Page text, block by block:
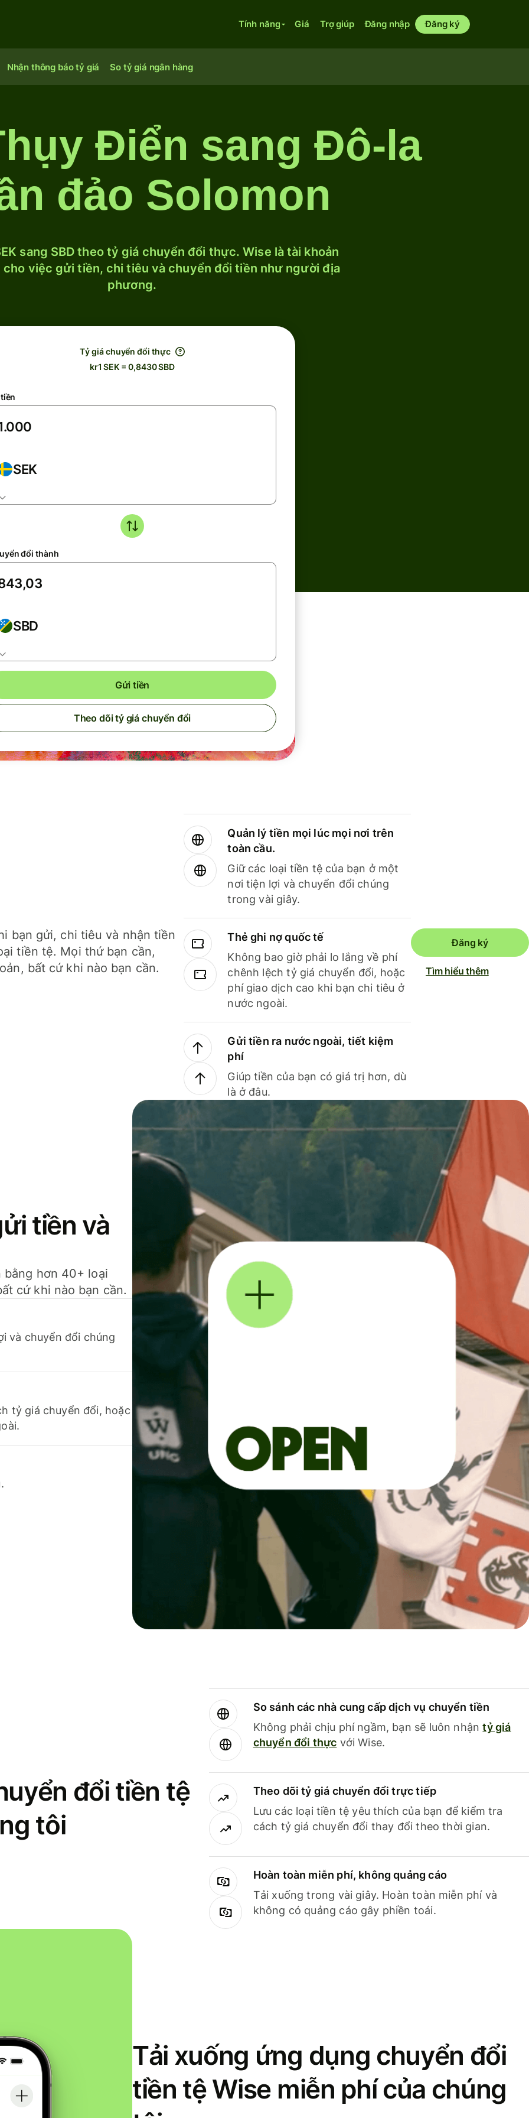
Tính năng Giá Trợ giúp Đăng nhập Đăng ký
Nhận thông báo tỷ giá So tỷ giá ngân hàng
Điển sang Đô-la
đảo Solomon
sang SBD theo tỷ giá chuyển đổi thực. Wise là tài khoản
việc gửi tiền, chi tiêu và chuyển đổi tiền như người địa
phương.
Tỷ giá chuyển đổi thực
kr1 SEK = 0,8430 SBD
SEK
đổi thành
SBD
Gửi tiền
Theo dõi tỷ giá chuyển đổi
bạn gửi, chi tiêu và nhận tiền
tiền tệ. Mọi thứ bạn cần,
bất cứ khi nào bạn cần.
Quản lý tiền mọi lúc mọi nơi trên
toàn cầu.
Giữ các loại tiền tệ của bạn ở một
nơi tiện lợi và chuyển đổi chúng
trong vài giây.
Thẻ ghi nợ quốc tế
Không bao giờ phải lo lắng về phí
chênh lệch tỷ giá chuyển đổi, hoặc
phí giao dịch cao khi bạn chi tiêu ở
nước ngoài.
Gửi tiền ra nước ngoài, tiết kiệm
phí
Giúp tiền của bạn có giá trị hơn, dù
là ở đâu.
Đăng ký
Tìm hiểu thêm
tiền và
hơn 40+ loại
cứ khi nào bạn cần.
và chuyển đổi chúng
tỷ giá chuyển đổi, hoặc
đổi tiền tệ
tôi
So sánh các nhà cung cấp dịch vụ chuyển tiền
Không phải chịu phí ngầm, bạn sẽ luôn nhậntỷ giá
chuyển đổi thực với Wise.
Theo dõi tỷ giá chuyển đổi trực tiếp
Lưu các loại tiền tệ yêu thích của bạn để kiểm tra
cách tỷ giá chuyển đổi thay đổi theo thời gian.
Hoàn toàn miễn phí, không quảng cáo
Tải xuống trong vài giây. Hoàn toàn miễn phí và
không có quảng cáo gây phiền toái.
Tải xuống ứng dụng chuyển đổi
tiền tệ Wise miễn phí của chúng